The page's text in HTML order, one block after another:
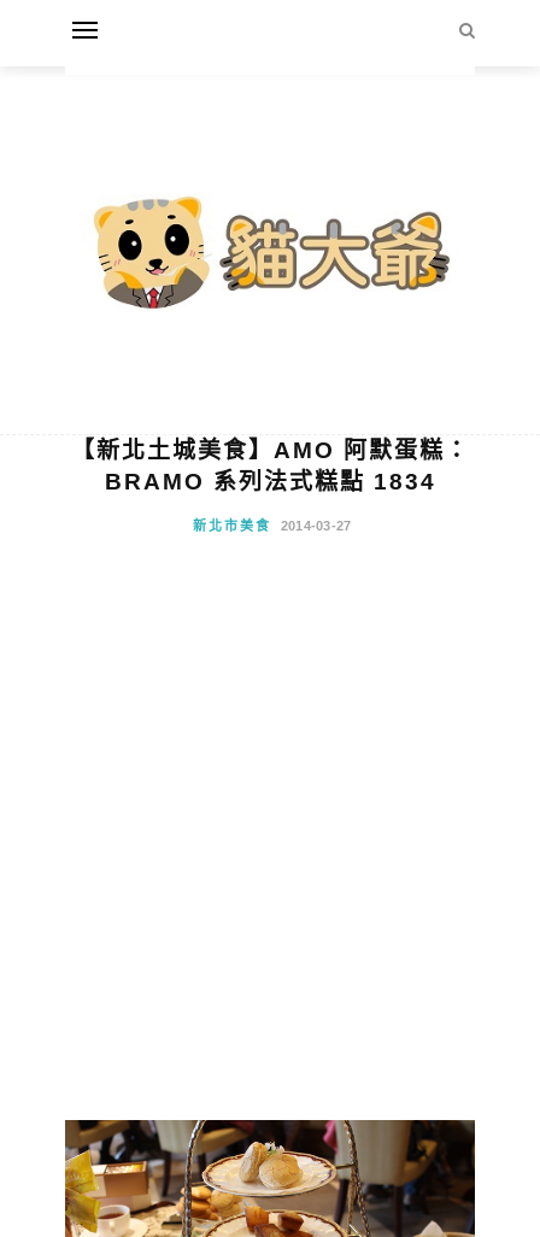
【新北土城美食】AMO 阿默蛋糕：
BRAMO 系列法式糕點 1834
新北市美食 2014-03-27